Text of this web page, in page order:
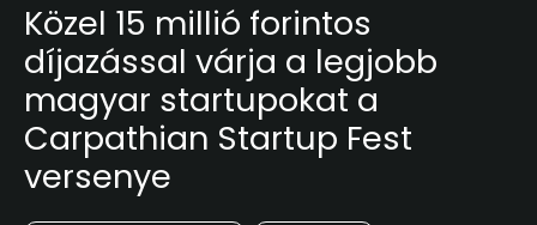
Közel 15 millió forintos
díjazással várja a legjobb
magyar startupokat a
Carpathian Startup Fest
versenye